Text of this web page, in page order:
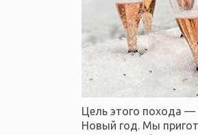
Цель этого похода —
Новый год. Мы